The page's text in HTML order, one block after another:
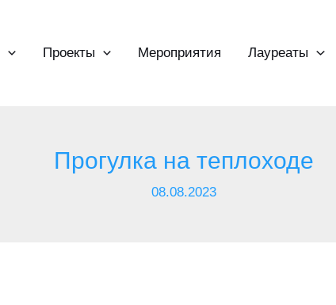
Проекты Мероприятия Лауреаты
Прогулка на теплоходе
08.08.2023